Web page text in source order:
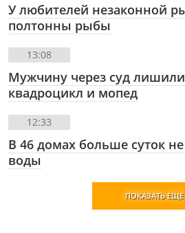
У любителей незаконной
полтонны рыбы
13:08
Мужчину через суд
квадроцикл и мопед
12:33
В 46 домах больше суток
воды
ПОКАЗАТЬ ЕЩЕ